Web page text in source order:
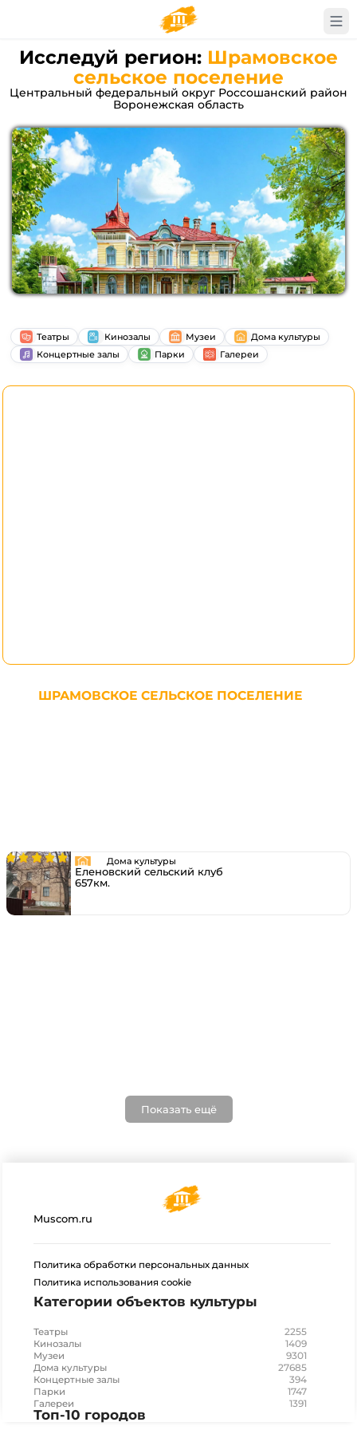
Исследуй регион: Шрамовское
сельское поселение
Центральный федеральный округ Россошанский район
Воронежская область
Театры Кинозалы Музеи
Дома культуры
Концертные залы
Парки Галереи
ШРАМОВСКОЕ СЕЛЬСКОЕ ПОСЕЛЕНИЕ
Дома культуры
Еленовский сельский клуб
657км.
Показать ещё
Muscom.ru
Политика обработки персональных данных
Политика использования cookie
Категории объектов культуры
Театры 2255
Кинозалы 1409
Музеи 9301
Дома культуры 27685
Концертные залы 394
Парки 1747
Галереи 1391
Топ-10 городов